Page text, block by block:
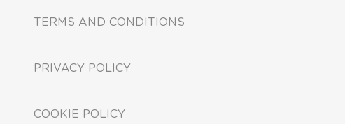
TERMS AND CONDITIONS
PRIVACY POLICY
COOKIE POLICY